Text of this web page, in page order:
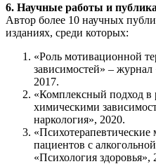
6. Научные работы и
Автор более 10 научных
изданиях, среди которых:
«Роль мотивационной
зависимостей» –
2017.
«Комплексный подход в
химическими
наркология», 2020.
пациентов с
«Психология здоровья»,